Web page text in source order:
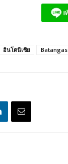
อินโดนีเซีย Batangas